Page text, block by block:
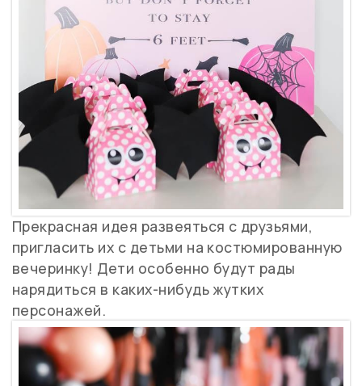
Прекрасная идея развеяться с друзьями,
пригласить их с детьми на костюмированную
вечеринку! Дети особенно будут рады
нарядиться в каких-нибудь жутких
персонажей.